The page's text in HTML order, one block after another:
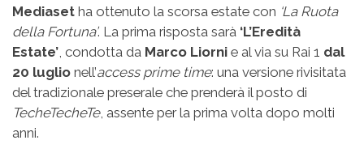
Mediaset ha ottenuto la scorsa estate con ‘La Ruota
della Fortuna’. La prima risposta sarà ‘L’Eredità
Estate’, condotta da Marco Liorni e al via su Rai 1 dal
20 luglio nell’access prime time: una versione rivisitata
del tradizionale preserale che prenderà il posto di
TecheTecheTe, assente per la prima volta dopo molti
anni.